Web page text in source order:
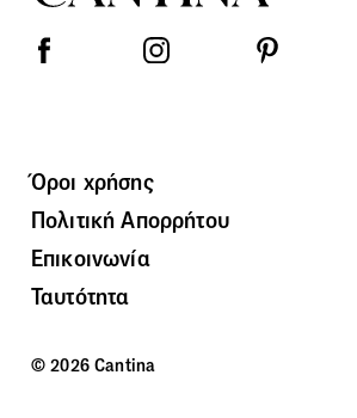
Όροι χρήσης
Πολιτική Απορρήτου
Επικοινωνία
Ταυτότητα
© 2026 Cantina